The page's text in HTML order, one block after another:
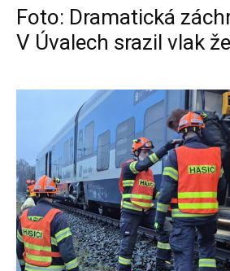
Foto: Dramatická
V Úvalech srazil vlak